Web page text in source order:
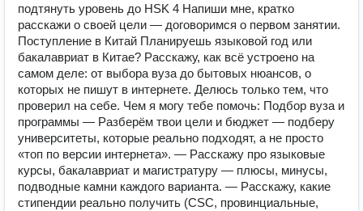
подтянуть уровень до HSK 4 Напиши мне, кратко
расскажи о своей цели — договоримся о первом занятии.
Поступление в Китай Планируешь языковой год или
бакалавриат в Китае? Расскажу, как всё устроено на
самом деле: от выбора вуза до бытовых нюансов, о
которых не пишут в интернете. Делюсь только тем, что
проверил на себе. Чем я могу тебе помочь: Подбор вуза и
программы — Разберём твои цели и бюджет — подберу
университеты, которые реально подходят, а не просто
«топ по версии интернета». — Расскажу про языковые
курсы, бакалавриат и магистратуру — плюсы, минусы,
подводные камни каждого варианта. — Расскажу, какие
стипендии реально получить (CSC, провинциальные,